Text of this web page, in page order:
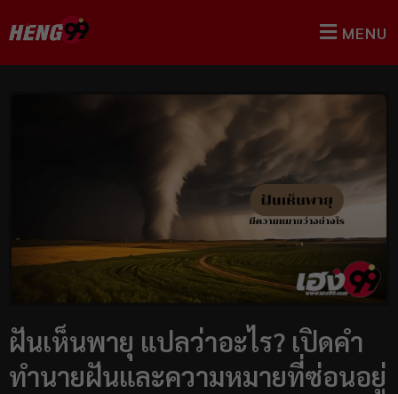
MENU
ฝันเห็นพายุ แปลว่าอะไร? เปิดคำ
ทำนายฝันและความหมายที่ซ่อนอยู่